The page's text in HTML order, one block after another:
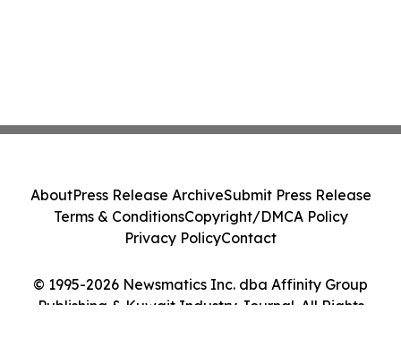
© 1995-2026 Newsmatics Inc. dba Affinity Group
Publishing & Kuwait Industry Journal. All Rights
AboutPress Release ArchiveSubmit Press Release
Terms & ConditionsCopyright/DMCA Policy
Privacy PolicyContact